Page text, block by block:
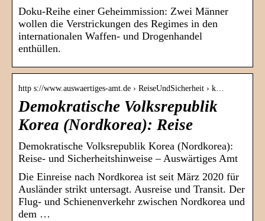
Doku-Reihe einer Geheimmission: Zwei Männer
wollen die Verstrickungen des Regimes in den
internationalen Waffen- und Drogenhandel
enthüllen.
http s://www.auswaertiges-amt.de › ReiseUndSicherheit › k…
Demokratische Volksrepublik
Korea (Nordkorea): Reise
Demokratische Volksrepublik Korea (Nordkorea):
Reise- und Sicherheitshinweise – Auswärtiges Amt
Die Einreise nach Nordkorea ist seit März 2020 für
Ausländer strikt untersagt. Ausreise und Transit. Der
Flug- und Schienenverkehr zwischen Nordkorea und
dem …